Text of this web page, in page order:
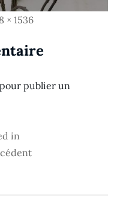
× 1536
pour publier un
in